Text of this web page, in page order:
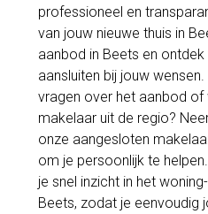
professioneel en
van jouw nieuwe thuis in
aanbod in Beets en
aansluiten bij jouw
vragen over het aanbod of
makelaar uit de regio?
onze aangesloten
om je persoonlijk te
je snel inzicht in het
Beets, zodat je eenvoudig